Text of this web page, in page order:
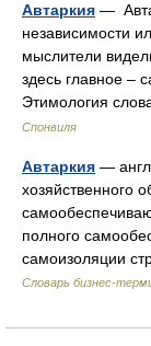
Автаркия —
независимости
мыслители
здесь главное –
Этимология
Спонвиля
Автаркия —
хозяйственного
полного
самоизоляции
Словарь бизнес-